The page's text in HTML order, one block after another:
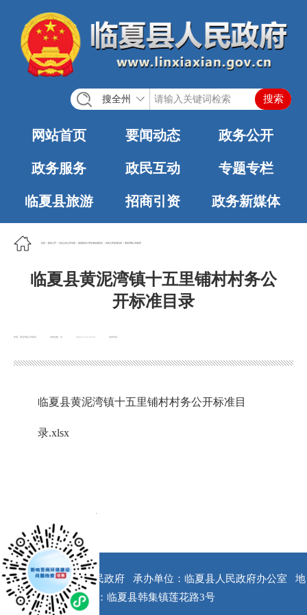
搜全州
网站首页 要闻动态 政务公开
政务服务 政民互动 专题专栏
临夏县旅游 招商引资 政务新媒体
首页 政务公开 法定主动公开内容 基层政务公开标准化规范化 村务公开标准目录 黄泥湾镇人民政府
临夏县黄泥湾镇十五里铺村村务公
开标准目录
浏览次数： 发布时间：
2022-11-14 16:39
临夏县黄泥湾镇十五里铺村村务公开标准目
录.xlsx
版权所有：临夏县人民政府 承办单位：临夏县人民政府办公室
地
址：临夏县韩集镇莲花路3号
x